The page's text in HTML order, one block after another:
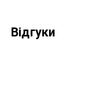
Відгуки